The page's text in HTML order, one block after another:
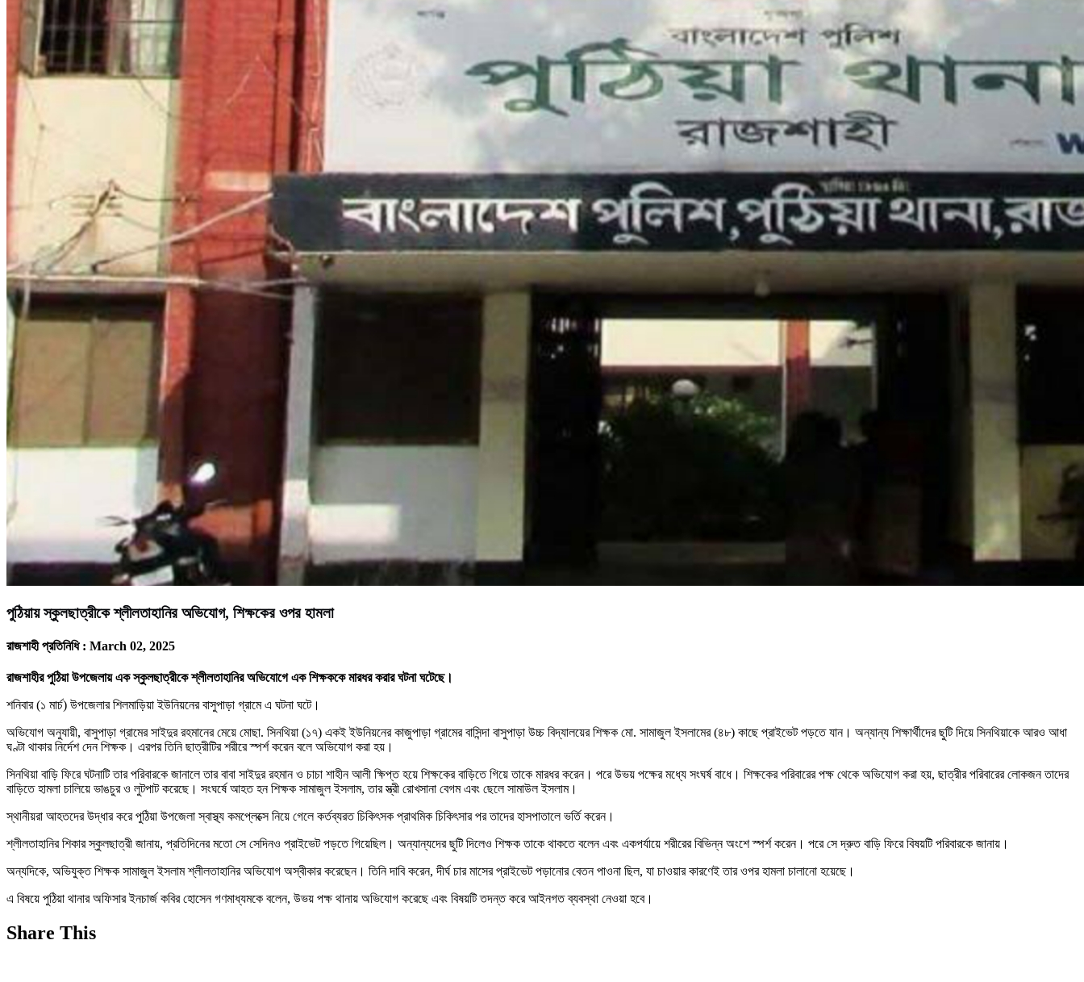
পুঠিয়ায় স্কুলছাত্রীকে শ্লীলতাহানির অভিযোগ, শিক্ষকের ওপর হামলা
রাজশাহী প্রতিনিধি : March 02, 2025
রাজশাহীর পুঠিয়া উপজেলায় এক স্কুলছাত্রীকে শ্লীলতাহানির অভিযোগে এক শিক্ষককে মারধর করার ঘটনা ঘটেছে।
শনিবার (১ মার্চ) উপজেলার শিলমাড়িয়া ইউনিয়নের বাসুপাড়া গ্রামে এ ঘটনা ঘটে।
অভিযোগ অনুযায়ী, বাসুপাড়া গ্রামের সাইদুর রহমানের মেয়ে মোছা. সিনথিয়া (১৭) একই ইউনিয়নের কাজুপাড়া গ্রামের বাসিন্দা বাসুপাড়া উচ্চ বিদ্যালয়ের শিক্ষক মো. সামাজুল ইসলামের (৪৮) কাছে প্রাইভেট পড়তে যান। অন্যান্য শিক্ষার্থীদের ছুটি দিয়ে সিনথিয়াকে আরও আধা
ঘণ্টা থাকার নির্দেশ দেন শিক্ষক। এরপর তিনি ছাত্রীটির শরীরে স্পর্শ করেন বলে অভিযোগ করা হয়।
সিনথিয়া বাড়ি ফিরে ঘটনাটি তার পরিবারকে জানালে তার বাবা সাইদুর রহমান ও চাচা শাহীন আলী ক্ষিপ্ত হয়ে শিক্ষকের বাড়িতে গিয়ে তাকে মারধর করেন। পরে উভয় পক্ষের মধ্যে সংঘর্ষ বাধে। শিক্ষকের পরিবারের পক্ষ থেকে অভিযোগ করা হয়, ছাত্রীর পরিবারের লোকজন তাদের
বাড়িতে হামলা চালিয়ে ভাঙচুর ও লুটপাট করেছে। সংঘর্ষে আহত হন শিক্ষক সামাজুল ইসলাম, তার স্ত্রী রোখসানা বেগম এবং ছেলে সামাউল ইসলাম।
স্থানীয়রা আহতদের উদ্ধার করে পুঠিয়া উপজেলা স্বাস্থ্য কমপ্লেক্সে নিয়ে গেলে কর্তব্যরত চিকিৎসক প্রাথমিক চিকিৎসার পর তাদের হাসপাতালে ভর্তি করেন।
শ্লীলতাহানির শিকার স্কুলছাত্রী জানায়, প্রতিদিনের মতো সে সেদিনও প্রাইভেট পড়তে গিয়েছিল। অন্যান্যদের ছুটি দিলেও শিক্ষক তাকে থাকতে বলেন এবং একপর্যায়ে শরীরের বিভিন্ন অংশে স্পর্শ করেন। পরে সে দ্রুত বাড়ি ফিরে বিষয়টি পরিবারকে জানায়।
অন্যদিকে, অভিযুক্ত শিক্ষক সামাজুল ইসলাম শ্লীলতাহানির অভিযোগ অস্বীকার করেছেন। তিনি দাবি করেন, দীর্ঘ চার মাসের প্রাইভেট পড়ানোর বেতন পাওনা ছিল, যা চাওয়ার কারণেই তার ওপর হামলা চালানো হয়েছে।
এ বিষয়ে পুঠিয়া থানার অফিসার ইনচার্জ কবির হোসেন গণমাধ্যমকে বলেন, উভয় পক্ষ থানায় অভিযোগ করেছে এবং বিষয়টি তদন্ত করে আইনগত ব্যবস্থা নেওয়া হবে।
Share This